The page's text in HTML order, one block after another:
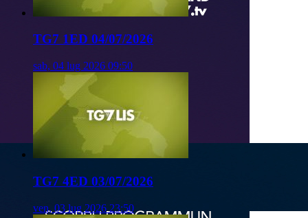
TG7 1ED 04/07/2026
sab, 04 lug 2026 09:50
TG7 4ED 03/07/2026
ven, 03 lug 2026 23:50